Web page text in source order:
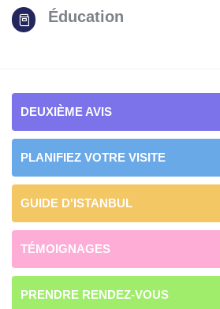
Éducation
DEUXIÈME AVIS
PLANIFIEZ VOTRE VISITE
GUIDE D'ISTANBUL
TÉMOIGNAGES
PRENDRE RENDEZ-VOUS